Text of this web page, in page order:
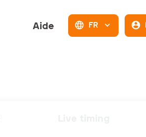
Aide FR